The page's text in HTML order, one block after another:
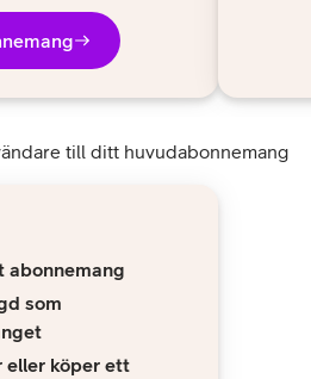
till ditt huvudabonnemang
abonnemang
som
eller köper ett